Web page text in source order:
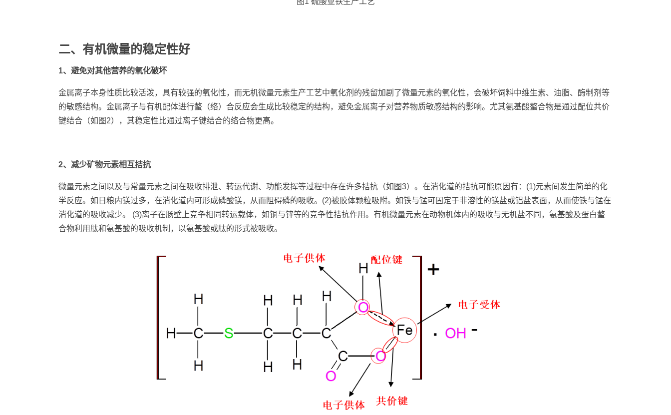
二、有机微量的稳定性好
1、避免对其他营养的氧化破坏
金属离子本身性质比较活泼，具有较强的氧化性，而无机微量元素生产工艺中氧化剂的残留加剧了微量元素的氧化性，会破坏饲料中维生素、油脂、酶制剂等
的敏感结构。金属离子与有机配体进行螯（络）合反应会生成比较稳定的结构，避免金属离子对营养物质敏感结构的影响。尤其氨基酸螯合物是通过配位共价
键结合（如图2），其稳定性比通过离子键结合的络合物更高。
2、减少矿物元素相互拮抗
微量元素之间以及与常量元素之间在吸收排泄、转运代谢、功能发挥等过程中存在许多拮抗（如图3）。在消化道的拮抗可能原因有：(1)元素间发生简单的化
学反应。如日粮内镁过多，在消化道内可形成磷酸镁，从而阻碍磷的吸收。(2)被胶体颗粒吸附。如铁与锰可固定于非溶性的镁盐或铝盐表面，从而使铁与锰在
消化道的吸收减少。 (3)离子在肠壁上竞争相同转运载体，如铜与锌等的竞争性拮抗作用。有机微量元素在动物机体内的吸收与无机盐不同，氨基酸及蛋白螯
合物利用肽和氨基酸的吸收机制，以氨基酸或肽的形式被吸收。